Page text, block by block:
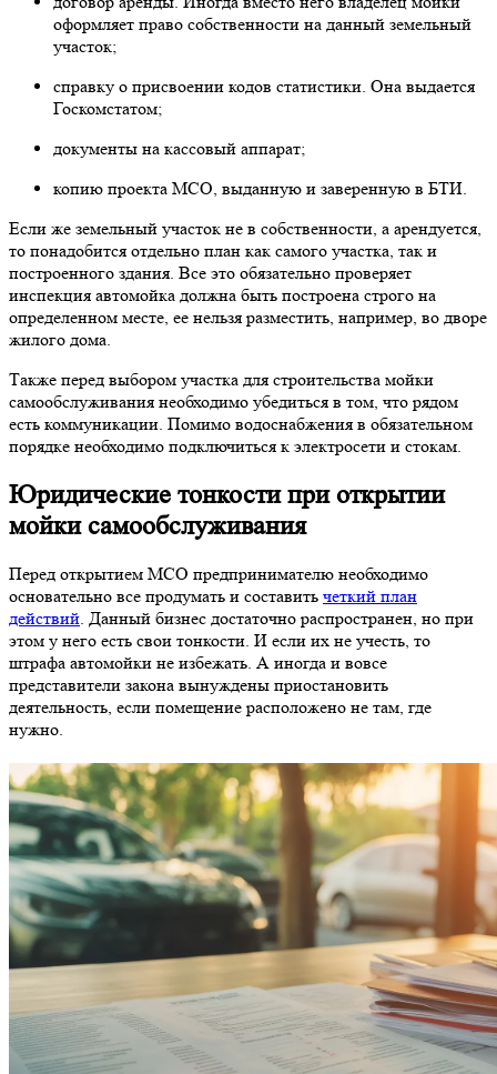
оформляет право собственности на данный земельный
участок;
справку о присвоении кодов статистики. Она выдается
Госкомстатом;
документы на кассовый аппарат;
копию проекта МСО, выданную и заверенную в БТИ.
Если же земельный участок не в собственности, а арендуется,
то понадобится отдельно план как самого участка, так и
построенного здания. Все это обязательно проверяет
инспекция автомойка должна быть построена строго на
определенном месте, ее нельзя разместить, например, во дворе
жилого дома.
Также перед выбором участка для строительства мойки
самообслуживания необходимо убедиться в том, что рядом
есть коммуникации. Помимо водоснабжения в обязательном
порядке необходимо подключиться к электросети и стокам.
Юридические тонкости при открытии
мойки самообслуживания
Перед открытием МСО предпринимателю необходимо
основательно все продумать и составить четкий план
действий. Данный бизнес достаточно распространен, но при
этом у него есть свои тонкости. И если их не учесть, то
штрафа автомойки не избежать. А иногда и вовсе
представители закона вынуждены приостановить
деятельность, если помещение расположено не там, где
нужно.